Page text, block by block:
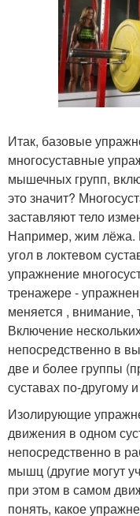
Итак, базовые
многосуставные
мышечных групп,
это значит?
заставляют тело
Например, жим лёжа.
угол в локтевом
упражнение
тренажере -
меняется , внимание,
Включение
непосредственно в
две и более группы
суставах по-другому
Изолирующие
движения в одном
непосредственно в
мышц (другие могут
при этом в самом
понять, какое